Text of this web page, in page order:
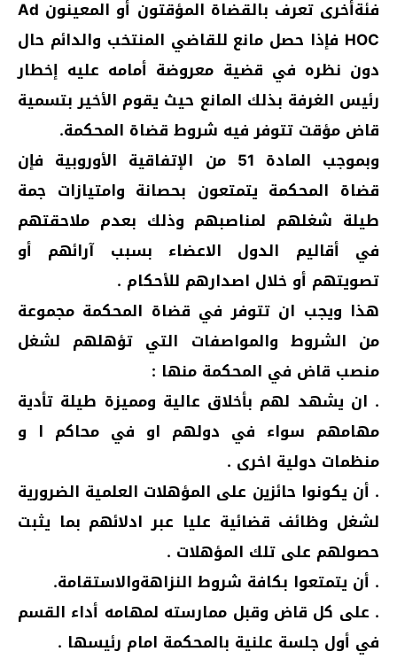
فئةأخرى تعرف بالقضاة المؤقتون أو المعينون Ad
HOC فإذا حصل مانع للقاضي المنتخب والدائم حال
دون نظره في قضية معروضة أمامه عليه إخطار
رئيس الغرفة بذلك المانع حيث يقوم الأخير بتسمية
قاض مؤقت تتوفر فيه شروط قضاة المحكمة.
وبموجب المادة 51 من الإتفاقية الأوروبية فإن
قضاة المحكمة يتمتعون بحصانة وامتيازات جمة
طيلة شغلهم لمناصبهم وذلك بعدم ملاحقتهم
في أقاليم الدول الاعضاء بسبب آرائهم أو
تصويتهم أو خلال اصدارهم للأحكام .
هذا ويجب ان تتوفر في قضاة المحكمة مجموعة
من الشروط والمواصفات التي تؤهلهم لشغل
منصب قاض في المحكمة منها :
. ان يشهد لهم بأخلاق عالية ومميزة طيلة تأدية
مهامهم سواء في دولهم او في محاكم ا و
منظمات دولية اخرى .
. أن يكونوا حائزين على المؤهلات العلمية الضرورية
لشغل وظائف قضائية عليا عبر ادلائهم بما يثبت
حصولهم على تلك المؤهلات .
. أن يتمتعوا بكافة شروط النزاهةوالاستقامة.
. على كل قاض وقبل ممارسته لمهامه أداء القسم
في أول جلسة علنية بالمحكمة امام رئيسها .